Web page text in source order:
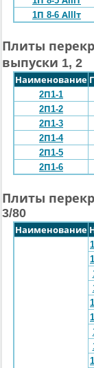
1П 8-6 АIIIт
Плиты
выпуски 1, 2
Наименование
2П1-1
2П1-2
2П1-3
2П1-4
2П1-5
2П1-6
Плиты
3/80
Наименование